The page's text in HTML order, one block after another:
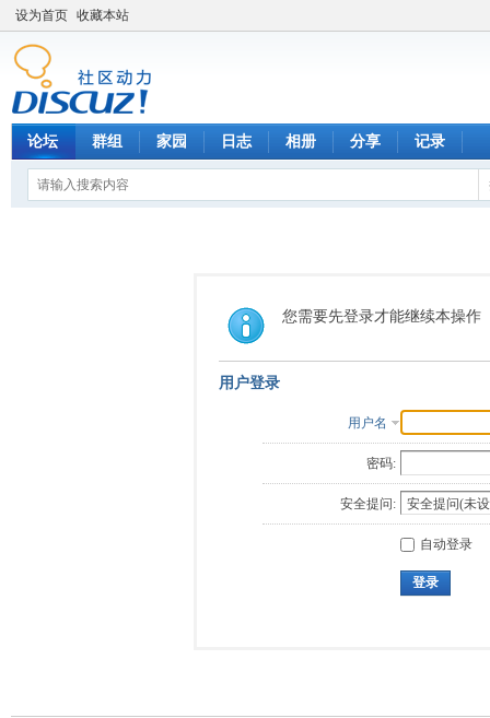
设为首页 收藏本站
论坛 群组 家园 日志 相册 分享 记录
您需要先登录才能继续本操作
用户登录
用户名
密码:
安全提问:
自动登录
登录